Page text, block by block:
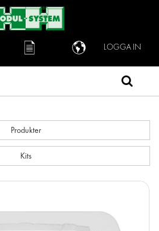
LOGGA IN
Produkter
Kits